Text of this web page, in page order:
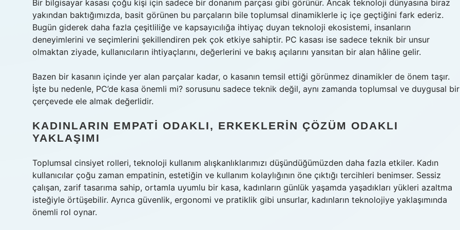
Bir bilgisayar kasası çoğu kişi için sadece bir donanım parçası gibi görünür. Ancak teknoloji dünyasına biraz
yakından baktığımızda, basit görünen bu parçaların bile toplumsal dinamiklerle iç içe geçtiğini fark ederiz.
Bugün giderek daha fazla çeşitliliğe ve kapsayıcılığa ihtiyaç duyan teknoloji ekosistemi, insanların
deneyimlerini ve seçimlerini şekillendiren pek çok etkiye sahiptir. PC kasası ise sadece teknik bir unsur
olmaktan ziyade, kullanıcıların ihtiyaçlarını, değerlerini ve bakış açılarını yansıtan bir alan hâline gelir.
Bazen bir kasanın içinde yer alan parçalar kadar, o kasanın temsil ettiği görünmez dinamikler de önem taşır.
İşte bu nedenle, PC’de kasa önemli mi? sorusunu sadece teknik değil, aynı zamanda toplumsal ve duygusal bir
çerçevede ele almak değerlidir.
KADINLARIN EMPATI ODAKLI, ERKEKLERIN ÇÖZÜM ODAKLI
YAKLAŞIMI
Toplumsal cinsiyet rolleri, teknoloji kullanım alışkanlıklarımızı düşündüğümüzden daha fazla etkiler. Kadın
kullanıcılar çoğu zaman empatinin, estetiğin ve kullanım kolaylığının öne çıktığı tercihleri benimser. Sessiz
çalışan, zarif tasarıma sahip, ortamla uyumlu bir kasa, kadınların günlük yaşamda yaşadıkları yükleri azaltma
isteğiyle örtüşebilir. Ayrıca güvenlik, ergonomi ve pratiklik gibi unsurlar, kadınların teknolojiye yaklaşımında
önemli rol oynar.